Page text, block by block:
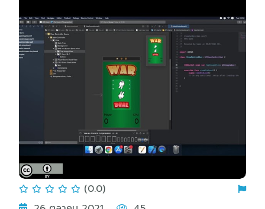
(0.0)